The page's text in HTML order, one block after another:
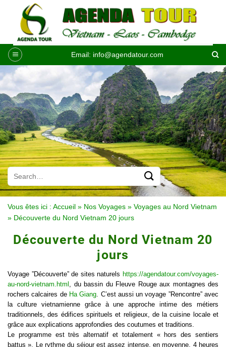
contenu
Email: info@agendatour.com
Vous êtes ici : Accueil » Nos Voyages » Voyages au Nord Vietnam
» Découverte du Nord Vietnam 20 jours
Découverte du Nord Vietnam 20
jours
Voyage ”Découverte” de sites naturels https://agendatour.com/voyages-
au-nord-vietnam.html , du bassin du Fleuve Rouge aux montagnes des
rochers calcaires de Ha Giang . C’est aussi un voyage ”Rencontre” avec
la culture vietnamienne grâce à une approche intime des métiers
traditionnels, des édifices spirituels et religieux, de la cuisine locale et
grâce aux explications approfondies des coutumes et traditions.
Le programme est très alternatif et totalement « hors des sentiers
battus ». Le rythme du séjour est assez intense, en moyenne, 4 heures